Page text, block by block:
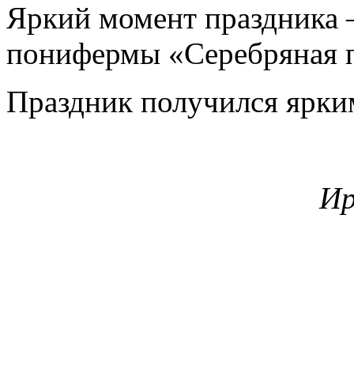
Яркий момент праздника
понифермы «Серебряная
Праздник получился